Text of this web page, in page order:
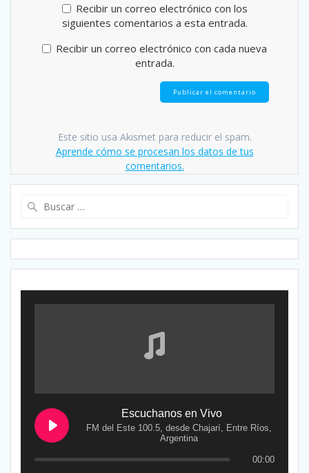
Recibir un correo electrónico con los
siguientes comentarios a esta entrada.
Recibir un correo electrónico con cada nueva
entrada.
Este sitio usa Akismet para reducir el spam.
Aprende cómo se procesan los datos de tus
comentarios.
Escuchanos en Vivo
FM del Este 100.5, desde Chajarí, Entre Ríos,
Argentina
00:00